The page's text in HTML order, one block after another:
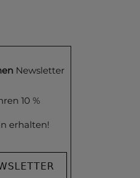
Newsletter
10 %
erhalten!